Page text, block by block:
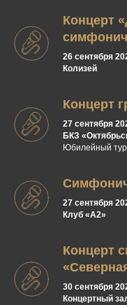
Концерт
26 сентября
Колизей
Концерт
27 сентября
БКЗ
Юбилейный
27 сентября
Клуб «А2»
Концерт
30 сентября
Концертный